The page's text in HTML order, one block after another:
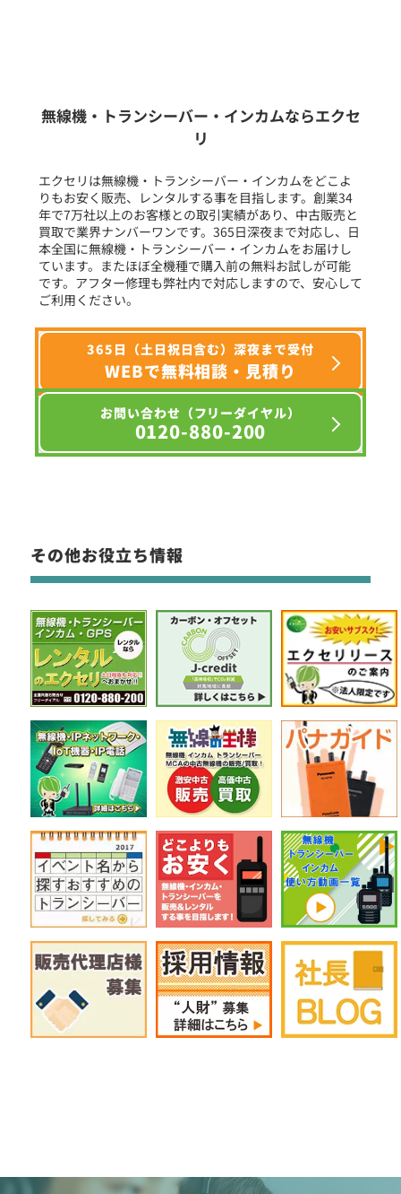
フリーワード入力(製品名等)
選択条件をリセット
無線機・トランシーバー・インカムならエクセ
リ
エクセリは無線機・トランシーバー・インカムをどこよ
りもお安く販売、レンタルする事を目指します。創業34
年で7万社以上のお客様との取引実績があり、中古販売と
買取で業界ナンバーワンです。365日深夜まで対応し、日
本全国に無線機・トランシーバー・インカムをお届けし
ています。またほぼ全機種で購入前の無料お試しが可能
です。アフター修理も弊社内で対応しますので、安心して
ご利用ください。
365日（土日祝日含む）深夜まで受付
WEBで無料相談・見積り
お問い合わせ（フリーダイヤル）
0120-880-200
その他お役立ち情報